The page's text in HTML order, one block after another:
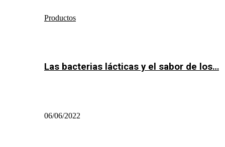
Productos
Las bacterias lácticas y el sabor de los…
06/06/2022